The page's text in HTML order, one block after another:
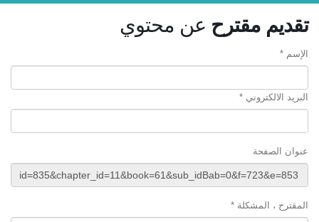
تقديم مقترح عن محتوي
الإسم *
البريد الالكتروني *
عنوان الصفحة
المقترح ، المشكلة *